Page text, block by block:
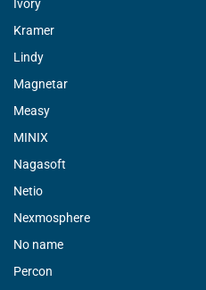
Ivory
Kramer
Lindy
Magnetar
Measy
MINIX
Nagasoft
Netio
Nexmosphere
No name
Percon